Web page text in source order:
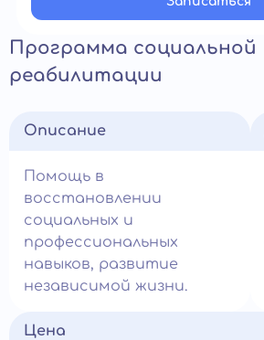
Программа социальной
реабилитации
Описание
Помощь в
восстановлении
социальных и
профессиональных
навыков, развитие
независимой жизни.
Цена